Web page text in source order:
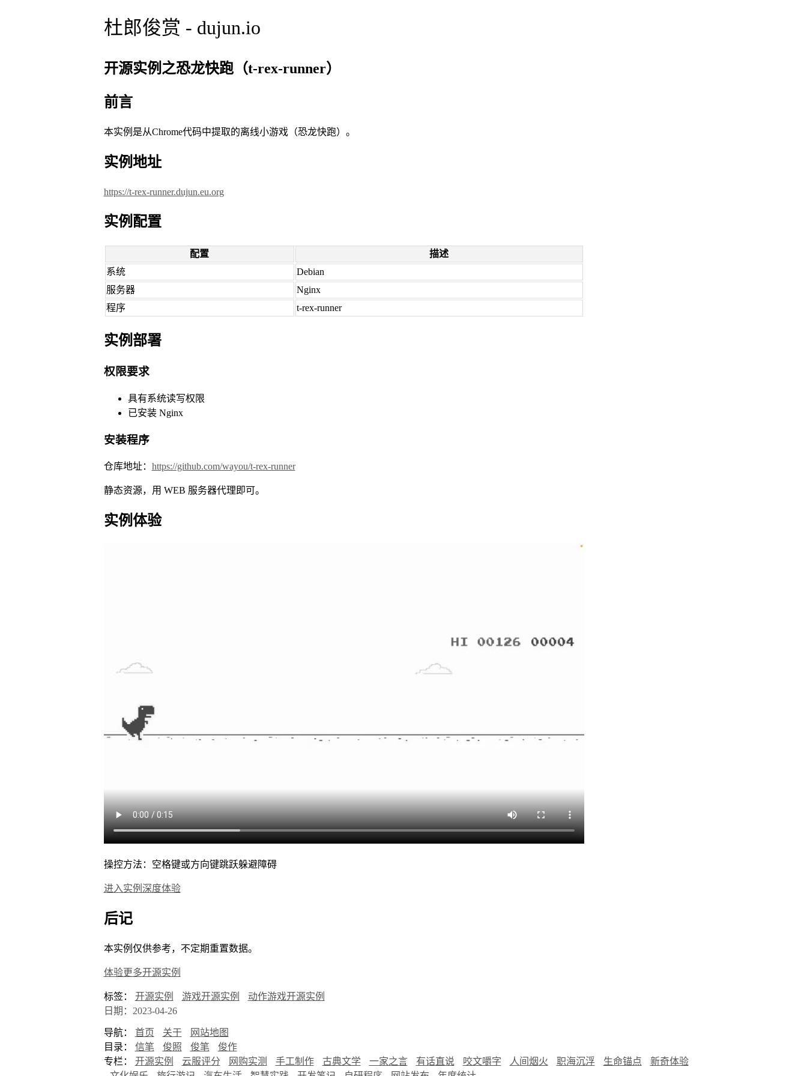
杜郎俊赏 - dujun.io
开源实例之恐龙快跑（t-rex-runner）
前言
本实例是从Chrome代码中提取的离线小游戏（恐龙快跑）。
实例地址
https://t-rex-runner.dujun.eu.org
实例配置
配置
描述
系统
Debian
服务器
Nginx
程序
t-rex-runner
实例部署
权限要求
具有系统读写权限
已安装 Nginx
安装程序
仓库地址： https://github.com/wayou/t-rex-runner
静态资源，用 WEB 服务器代理即可。
实例体验
操控方法：空格键或方向键跳跃躲避障碍
进入实例深度体验
后记
本实例仅供参考，不定期重置数据。
体验更多开源实例
标签： 开源实例 游戏开源实例
动作游戏开源实例
日期：2023-04-26
导航： 首页 关于
网站地图
目录： 信笔 俊照 俊笔
俊作
专栏： 开源实例 云服评分 网购实测 手工制作 古典文学 一家之言 有话直说 咬文嚼字 人间烟火 职海沉浮 生命锚点
新奇体验